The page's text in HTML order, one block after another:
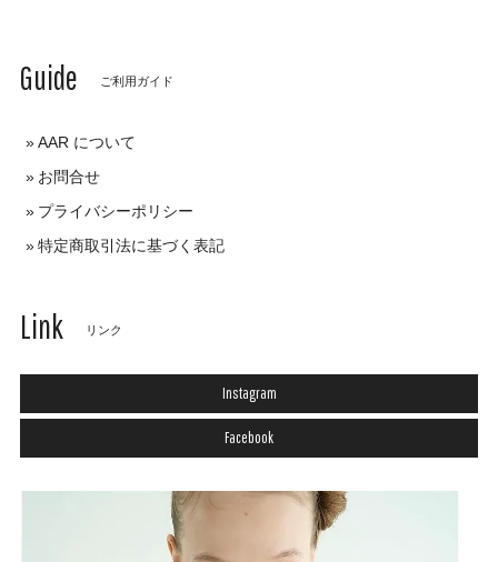
Guide ご利用ガイド
AAR について
お問合せ
プライバシーポリシー
特定商取引法に基づく表記
Link リンク
Instagram
Facebook